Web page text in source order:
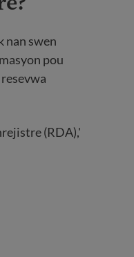
nan swen
pou
(RDA),'